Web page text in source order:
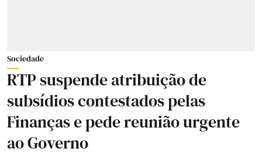
Sociedade
RTP suspende atribuição de
subsídios contestados pelas
Finanças e pede reunião urgente
ao Governo